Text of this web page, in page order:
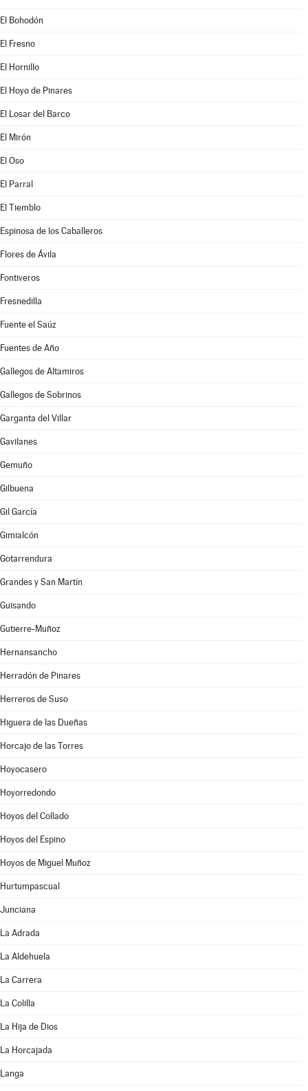
El Bohodón
El Fresno
El Hornillo
El Hoyo de Pinares
El Losar del Barco
El Mirón
El Oso
El Parral
El Tiemblo
Espinosa de los Caballeros
Flores de Ávila
Fontiveros
Fresnedilla
Fuente el Saúz
Fuentes de Año
Gallegos de Altamiros
Gallegos de Sobrinos
Garganta del Villar
Gavilanes
Gemuño
Gilbuena
Gil García
Gimialcón
Gotarrendura
Grandes y San Martín
Guisando
Gutierre-Muñoz
Hernansancho
Herradón de Pinares
Herreros de Suso
Higuera de las Dueñas
Horcajo de las Torres
Hoyocasero
Hoyorredondo
Hoyos del Collado
Hoyos del Espino
Hoyos de Miguel Muñoz
Hurtumpascual
Junciana
La Adrada
La Aldehuela
La Carrera
La Colilla
La Hija de Dios
La Horcajada
Langa